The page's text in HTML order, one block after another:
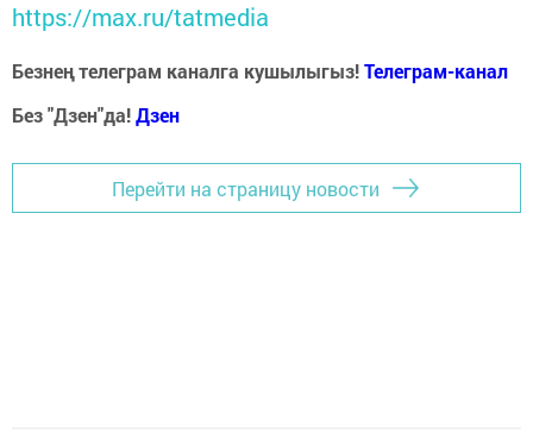
https://max.ru/tatmedia
Безнең телеграм каналга кушылыгыз!Телеграм-канал
Без "Дзен"да!Дзен
Перейти на страницу новости